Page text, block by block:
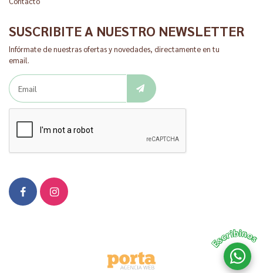
SUSCRIBITE A NUESTRO NEWSLETTER
Infórmate de nuestras ofertas y novedades, directamente en tu
email.
Escribinos